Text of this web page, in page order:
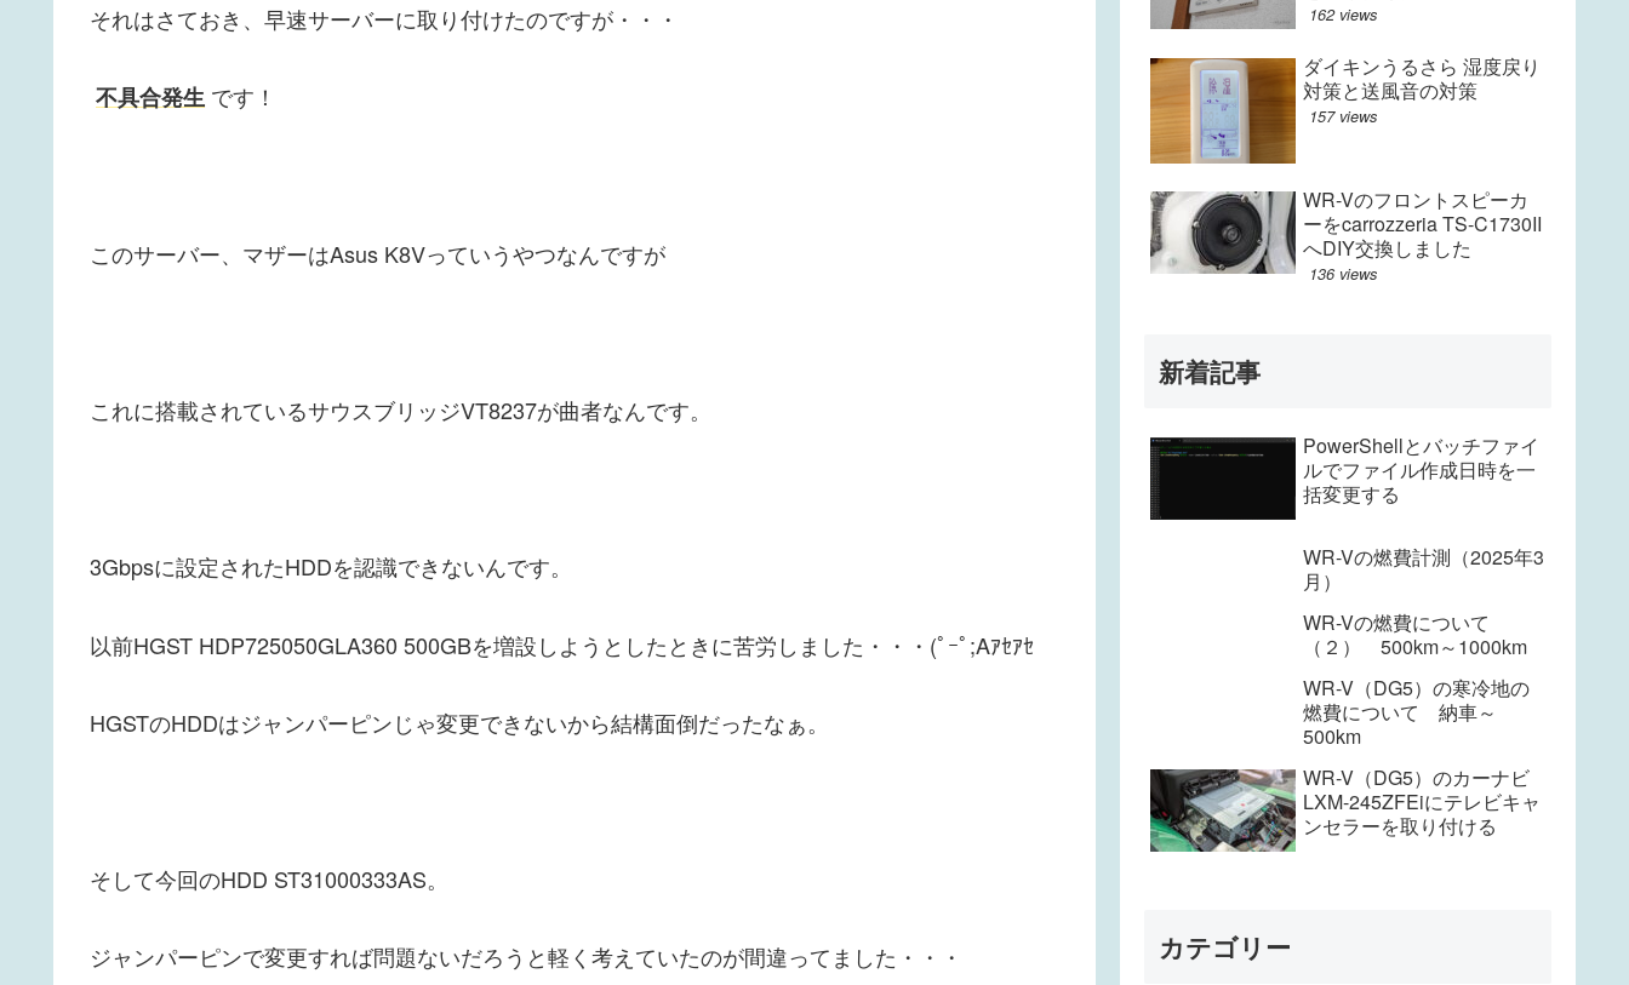
それはさておき、早速サーバーに取り付けたのですが・・・
不具合発生 です！
このサーバー、マザーはAsus K8Vっていうやつなんですが
これに搭載されているサウスブリッジVT8237が曲者なんです。
3Gbpsに設定されたHDDを認識できないんです。
以前HGST HDP725050GLA360 500GBを増設しようとしたときに苦労しました・・・(ﾟｰﾟ;Aｱｾｱｾ
HGSTのHDDはジャンパーピンじゃ変更できないから結構面倒だったなぁ。
そして今回のHDD ST31000333AS。
ジャンパーピンで変更すれば問題ないだろうと軽く考えていたのが間違ってました・・・
162 views
ダイキンうるさら 湿度戻り
対策と送風音の対策
157 views
WR-Vのフロントスピーカ
ーをcarrozzeria TS-C1730II
へDIY交換しました
136 views
新着記事
PowerShellとバッチファイ
ルでファイル作成日時を一
括変更する
WR-Vの燃費計測（2025年3
月）
WR-Vの燃費について
（２） 500km～1000km
WR-V（DG5）の寒冷地の
燃費について 納車～
500km
WR-V（DG5）のカーナビ
LXM-245ZFEiにテレビキャ
ンセラーを取り付ける
カテゴリー